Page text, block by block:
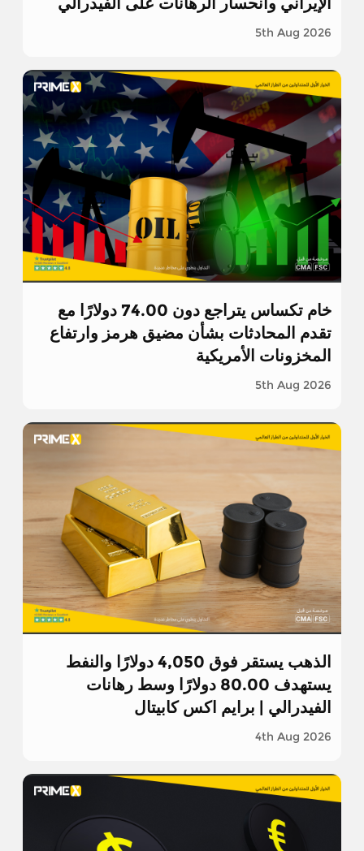
5th Aug 2026
خام تكساس يتراجع دون 74.00 دولارًا مع
تقدم المحادثات بشأن مضيق هرمز وارتفاع
المخزونات الأمريكية
5th Aug 2026
الذهب يستقر فوق 4,050 دولارًا والنفط
يستهدف 80.00 دولارًا وسط رهانات
الفيدرالي | برايم اكس كابيتال
4th Aug 2026